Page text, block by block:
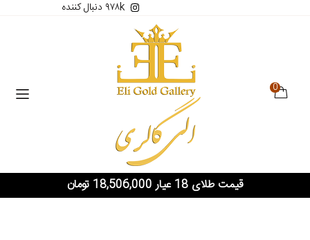
۹۷۸k دنبال کننده
0
قیمت طلای 18 عیار 18,506,000 تومان